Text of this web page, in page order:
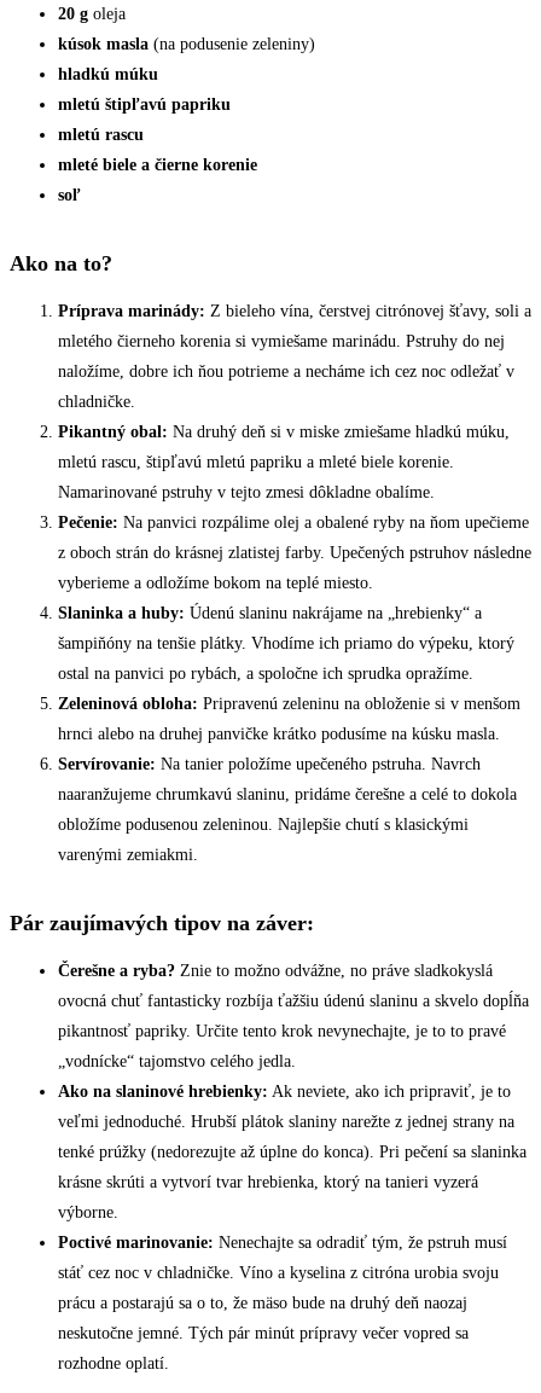
20 g oleja
kúsok masla (na podusenie zeleniny)
hladkú múku
mletú štipľavú papriku
mletú rascu
mleté biele a čierne korenie
soľ
Ako na to?
Príprava marinády: Z bieleho vína, čerstvej citrónovej šťavy, soli a
mletého čierneho korenia si vymiešame marinádu. Pstruhy do nej
naložíme, dobre ich ňou potrieme a necháme ich cez noc odležať v
chladničke.
Pikantný obal: Na druhý deň si v miske zmiešame hladkú múku,
mletú rascu, štipľavú mletú papriku a mleté biele korenie.
Namarinované pstruhy v tejto zmesi dôkladne obalíme.
Pečenie: Na panvici rozpálime olej a obalené ryby na ňom upečieme
z oboch strán do krásnej zlatistej farby. Upečených pstruhov následne
vyberieme a odložíme bokom na teplé miesto.
Slaninka a huby: Údenú slaninu nakrájame na „hrebienky“ a
šampiňóny na tenšie plátky. Vhodíme ich priamo do výpeku, ktorý
ostal na panvici po rybách, a spoločne ich sprudka opražíme.
Zeleninová obloha: Pripravenú zeleninu na obloženie si v menšom
hrnci alebo na druhej panvičke krátko podusíme na kúsku masla.
Servírovanie: Na tanier položíme upečeného pstruha. Navrch
naaranžujeme chrumkavú slaninu, pridáme čerešne a celé to dokola
obložíme podusenou zeleninou. Najlepšie chutí s klasickými
varenými zemiakmi.
Pár zaujímavých tipov na záver:
Čerešne a ryba? Znie to možno odvážne, no práve sladkokyslá
ovocná chuť fantasticky rozbíja ťažšiu údenú slaninu a skvelo dopĺňa
pikantnosť papriky. Určite tento krok nevynechajte, je to to pravé
„vodnícke“ tajomstvo celého jedla.
Ako na slaninové hrebienky: Ak neviete, ako ich pripraviť, je to
veľmi jednoduché. Hrubší plátok slaniny narežte z jednej strany na
tenké prúžky (nedorezujte až úplne do konca). Pri pečení sa slaninka
krásne skrúti a vytvorí tvar hrebienka, ktorý na tanieri vyzerá
výborne.
Poctivé marinovanie: Nenechajte sa odradiť tým, že pstruh musí
stáť cez noc v chladničke. Víno a kyselina z citróna urobia svoju
prácu a postarajú sa o to, že mäso bude na druhý deň naozaj
neskutočne jemné. Tých pár minút prípravy večer vopred sa
rozhodne oplatí.